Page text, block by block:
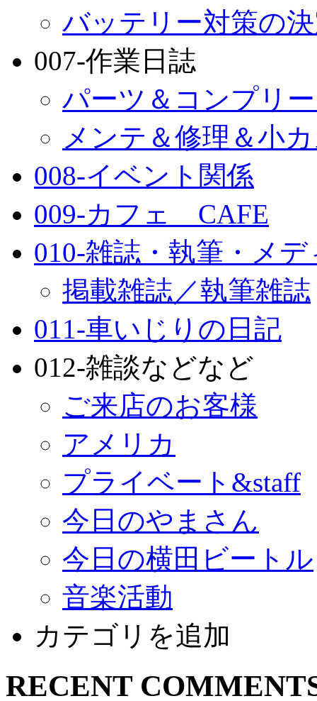
バッテリー対策の
007-作業日誌
パーツ＆コンプリ
メンテ＆修理＆小
008-イベント関係
009-カフェ CAFE
010-雑誌・執筆・メ
掲載雑誌／執筆雑誌
011-車いじりの日記
012-雑談などなど
ご来店のお客様
アメリカ
プライベート&staff
今日のやまさん
今日の横田ビートル
音楽活動
カテゴリを追加
RECENT